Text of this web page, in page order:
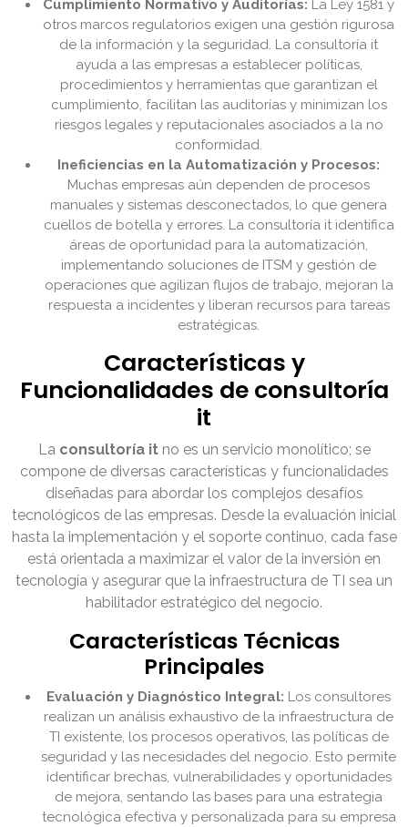
Cumplimiento Normativo y Auditorías: La Ley 1581 y
otros marcos regulatorios exigen una gestión rigurosa
de la información y la seguridad. La consultoría it
ayuda a las empresas a establecer políticas,
procedimientos y herramientas que garantizan el
cumplimiento, facilitan las auditorías y minimizan los
riesgos legales y reputacionales asociados a la no
conformidad.
Ineficiencias en la Automatización y Procesos:
Muchas empresas aún dependen de procesos
manuales y sistemas desconectados, lo que genera
cuellos de botella y errores. La consultoría it identifica
áreas de oportunidad para la automatización,
implementando soluciones de ITSM y gestión de
operaciones que agilizan flujos de trabajo, mejoran la
respuesta a incidentes y liberan recursos para tareas
estratégicas.
Características y
Funcionalidades de consultoría
it
La consultoría itno es un servicio monolítico; se
compone de diversas características y funcionalidades
diseñadas para abordar los complejos desafíos
tecnológicos de las empresas. Desde la evaluación inicial
hasta la implementación y el soporte continuo, cada fase
está orientada a maximizar el valor de la inversión en
tecnología y asegurar que la infraestructura de TI sea un
habilitador estratégico del negocio.
Características Técnicas
Principales
Evaluación y Diagnóstico Integral: Los consultores
realizan un análisis exhaustivo de la infraestructura de
TI existente, los procesos operativos, las políticas de
seguridad y las necesidades del negocio. Esto permite
identificar brechas, vulnerabilidades y oportunidades
de mejora, sentando las bases para una estrategia
tecnológica efectiva y personalizada para su empresa